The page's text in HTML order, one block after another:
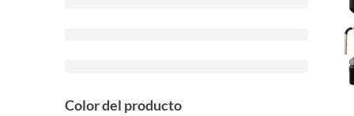
Color del producto